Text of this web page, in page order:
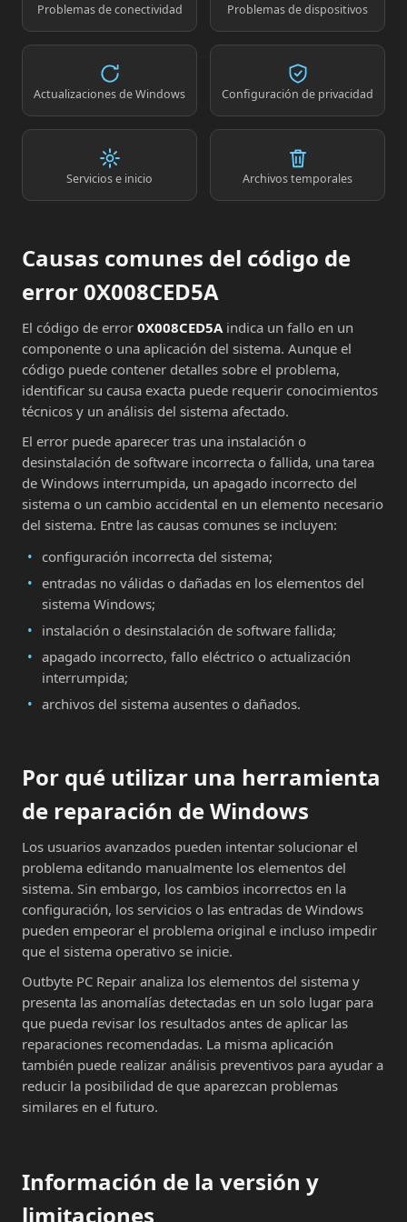
Problemas de conectividad Problemas de dispositivos
Actualizaciones de Windows Configuración de privacidad
Servicios e inicio Archivos temporales
Causas comunes del código de
error 0X008CED5A
El código de error 0X008CED5Aindica un fallo en un
componente o una aplicación del sistema. Aunque el
código puede contener detalles sobre el problema,
identificar su causa exacta puede requerir conocimientos
técnicos y un análisis del sistema afectado.
El error puede aparecer tras una instalación o
desinstalación de software incorrecta o fallida, una tarea
de Windows interrumpida, un apagado incorrecto del
sistema o un cambio accidental en un elemento necesario
del sistema. Entre las causas comunes se incluyen:
configuración incorrecta del sistema;
entradas no válidas o dañadas en los elementos del
sistema Windows;
instalación o desinstalación de software fallida;
apagado incorrecto, fallo eléctrico o actualización
interrumpida;
archivos del sistema ausentes o dañados.
Por qué utilizar una herramienta
de reparación de Windows
Los usuarios avanzados pueden intentar solucionar el
problema editando manualmente los elementos del
sistema. Sin embargo, los cambios incorrectos en la
configuración, los servicios o las entradas de Windows
pueden empeorar el problema original e incluso impedir
que el sistema operativo se inicie.
Outbyte PC Repair analiza los elementos del sistema y
presenta las anomalías detectadas en un solo lugar para
que pueda revisar los resultados antes de aplicar las
reparaciones recomendadas. La misma aplicación
también puede realizar análisis preventivos para ayudar a
reducir la posibilidad de que aparezcan problemas
similares en el futuro.
Información de la versión y
limitaciones